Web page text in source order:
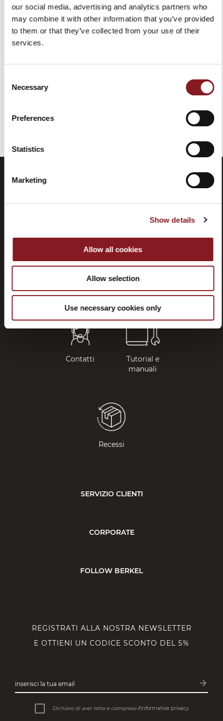
our social media, advertising and analytics partners who
may combine it with other information that you’ve provided
to them or that they’ve collected from your use of their
services.
Selection
Necessary
Preferences
Statistics
Marketing
Show details
Allow all cookies
Allow selection
Use necessary cookies only
AFFETTATRICE DOMINA
VERTICALE SALUMERIA
AFFETTATRICE DOMINA
VERTICALE MACELLERIA
Hai visualizzato tutti i prodotti della categoria
Domande
(FAQ)
Store
Contatti
Tutorial e
manuali
Recessi
SERVIZIO CLIENTI
CORPORATE
FOLLOW BERKEL
REGISTRATI ALLA NOSTRA NEWSLETTER
E OTTIENI UN CODICE SCONTO DEL 5%
inserisci la tua email arrow_forward
Dichiaro di aver letto e compreso l’informativa privacy